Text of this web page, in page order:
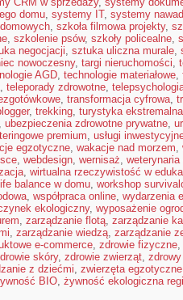
domu, systemy IT, systemy
, szkoła filmowa projekty,
, szkolenie psów, szkoły policealne,
negocjacji, sztuka uliczna murale,
nowoczesny, targi nieruchomości,
AGD, technologie materiałowe,
, teleporady zdrowotne,
, transformacja cyfrowa,
, trekking, turystyka ekstremalna
, ubezpieczenia zdrowotne prywatne,
premium, usługi
egzotyczne, wakacje nad morzem,
, webdesign, wernisaż,
, wirtualna rzeczywistość w
balance w domu, workshop
, współpraca online, wydarzenia
ekologiczny, wyposażenie
, zarządzanie flotą, zarządzanie
, zarządzanie wiedzą, zarządzanie
e-commerce, zdrowie fizyczne,
skóry, zdrowie zwierząt,
z dziećmi, zwierzęta egzotyczne
BIO, żywność ekologiczna